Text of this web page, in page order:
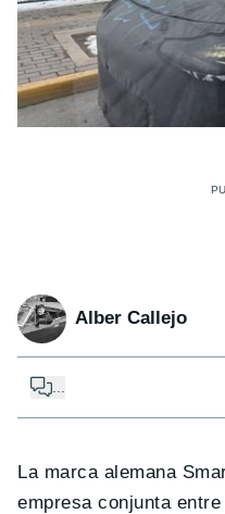
Alber Callejo
La marca alemana
empresa conjunta